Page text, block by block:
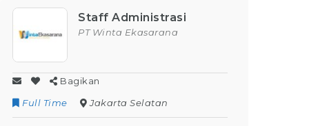
Staff Administrasi
PT Winta Ekasarana
Bagikan
Full Time
Jakarta Selatan